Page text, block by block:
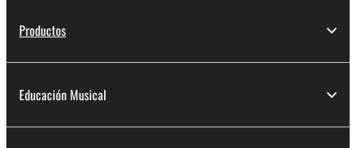
Productos
Educación Musical